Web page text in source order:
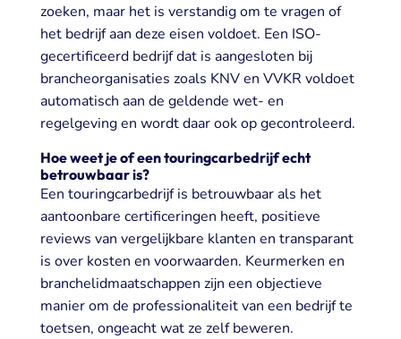
zoeken, maar het is verstandig om te vragen of
het bedrijf aan deze eisen voldoet. Een ISO-
gecertificeerd bedrijf dat is aangesloten bij
brancheorganisaties zoals KNV en VVKR voldoet
automatisch aan de geldende wet- en
regelgeving en wordt daar ook op gecontroleerd.
Hoe weet je of een touringcarbedrijf echt
betrouwbaar is?
Een touringcarbedrijf is betrouwbaar als het
aantoonbare certificeringen heeft, positieve
reviews van vergelijkbare klanten en transparant
is over kosten en voorwaarden. Keurmerken en
branchelidmaatschappen zijn een objectieve
manier om de professionaliteit van een bedrijf te
toetsen, ongeacht wat ze zelf beweren.